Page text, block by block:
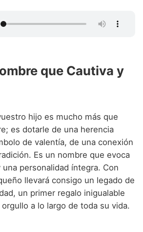
que Cautiva y
hijo es mucho más que
es dotarle de una herencia
de valentía, de una conexión
Es un nombre que evoca
personalidad íntegra. Con
llevará consigo un legado de
un primer regalo inigualable
a lo largo de toda su vida.